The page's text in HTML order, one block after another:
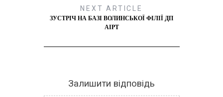
NEXT ARTICLE
ЗУСТРІЧ НА БАЗІ ВОЛИНСЬКОЇ ФІЛІЇ ДП
АІРТ
Залишити відповідь